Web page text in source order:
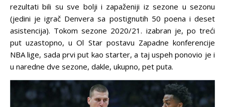
rezultati bili su sve bolji i zapaženiji iz sezone u sezonu
(jedini je igrač Denvera sa postignutih 50 poena i deset
asistencija). Tokom sezone 2020/21. izabran je, po treći
put uzastopno, u Ol Star postavu Zapadne konferencije
NBA lige, sada prvi put kao starter, a taj uspeh ponovio je i
u naredne dve sezone, dakle, ukupno, pet puta.